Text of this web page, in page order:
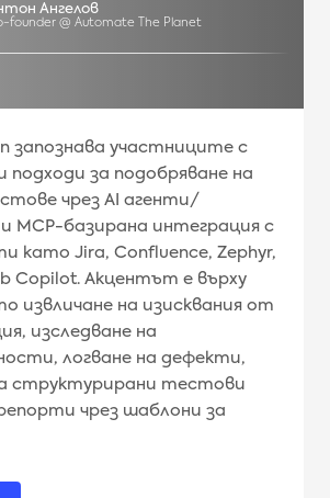
Ангелов
founder @ Automate The Planet
запознава участниците с
подходи за подобряване на
чрез AI агенти/
MCP-базирана интеграция с
като Jira, Confluence, Zephyr,
Copilot. Акцентът е върху
извличане на изисквания от
изследване на
логване на дефекти,
структурирани тестови
чрез шаблони за